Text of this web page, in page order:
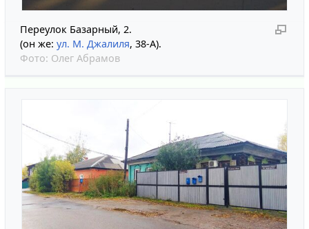
Переулок Базарный, 2.
(он же:ул. М. Джалиля, 38-А).
Фото: Олег Абрамов